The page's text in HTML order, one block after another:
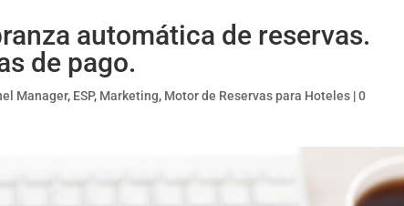
automática de reservas.
de pago.
Manager, ESP, Marketing, Motor de Reservas para Hoteles |0